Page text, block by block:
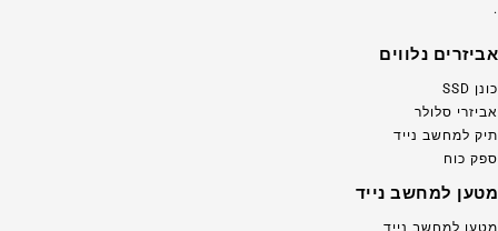
.
אביזרים נלווים
כונן SSD
אביזרי סלולר
תיק למחשב נייד
ספק כוח
מטען למחשב נייד